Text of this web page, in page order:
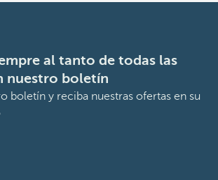
al tanto de todas las
nuestro boletín
boletín y reciba nuestras ofertas en su